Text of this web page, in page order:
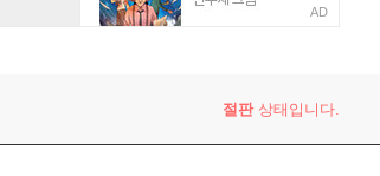
AD
절판상태입니다.